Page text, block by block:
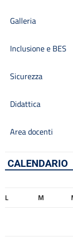
Galleria
Inclusione e BES
Sicurezza
Didattica
Area docenti
CALENDARIO
L M